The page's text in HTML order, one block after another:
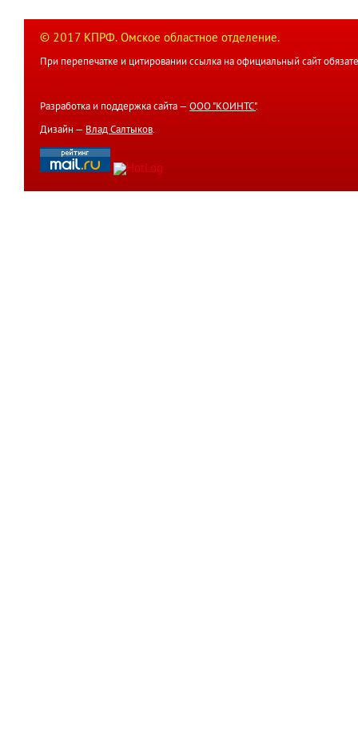
© 2017 КПРФ. Омское областное отделение.
При перепечатке и цитировании ссылка на официальный сайт
Разработка и поддержка сайта — ООО "КОИНТС".
Дизайн — Влад Салтыков.